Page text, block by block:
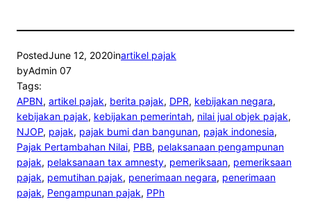
PostedJune 12, 2020inartikel pajak
byAdmin 07
Tags:
APBN, artikel pajak, berita pajak, DPR, kebijakan negara
kebijakan pajak, kebijakan pemerintah, nilai jual objek pajak
NJOP, pajak, pajak bumi dan bangunan, pajak indonesia
Pajak Pertambahan Nilai, PBB, pelaksanaan pengampunan
pajak, pelaksanaan tax amnesty, pemeriksaan, pemeriksaan
pajak, pemutihan pajak, penerimaan negara, penerimaan
pajak, Pengampunan pajak, PPh